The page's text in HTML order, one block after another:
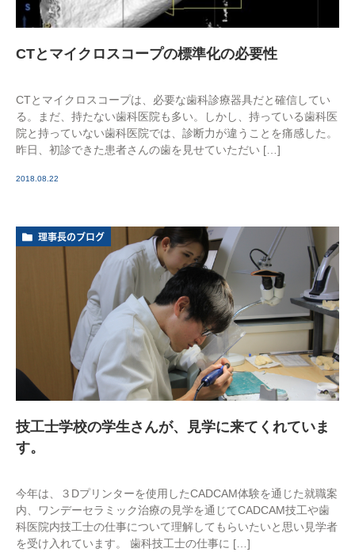
CTとマイクロスコープの標準化の必要性
CTとマイクロスコープは、必要な歯科診療器具だと確信してい
る。まだ、持たない歯科医院も多い。しかし、持っている歯科医
院と持っていない歯科医院では、診断力が違うことを痛感した。
昨日、初診できた患者さんの歯を見せていただい […]
2018.08.22
理事長のブログ
技工士学校の学生さんが、見学に来てくれていま
す。
今年は、３Dプリンターを使用したCADCAM体験を通じた就職案
内、ワンデーセラミック治療の見学を通じてCADCAM技工や歯
科医院内技工士の仕事について理解してもらいたいと思い見学者
を受け入れています。 歯科技工士の仕事に […]